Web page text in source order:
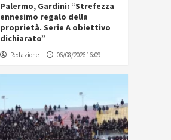
Palermo, Gardini: “Strefezza
ennesimo regalo della
proprietà. Serie A obiettivo
dichiarato”
Redazione 06/08/2026 16:09